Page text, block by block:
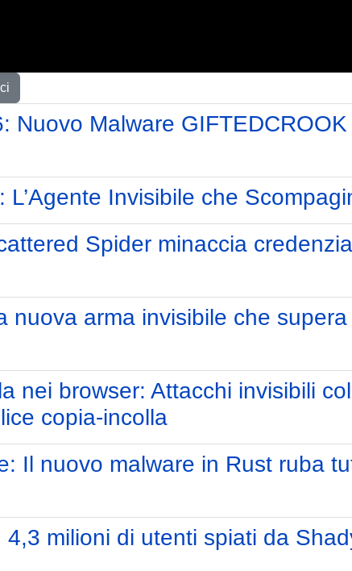
Nuovo Malware
L’Agente Invisibile che
Spider minaccia
nuova arma invisibile che
nei browser: Attacchi invisibili
copia-incolla
Il nuovo malware in Rust ruba
milioni di utenti spiati da